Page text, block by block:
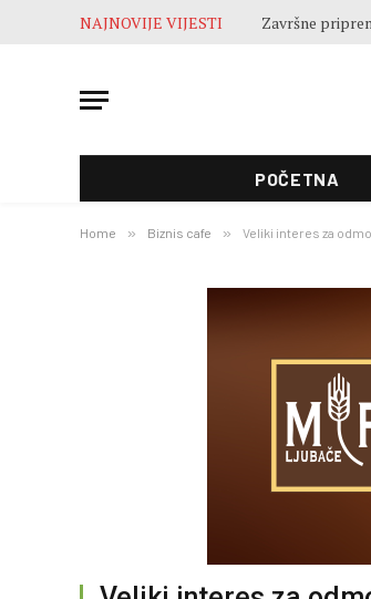
NAJNOVIJE VIJESTI
POČETNA
Home » Biznis cafe » Veliki interes za